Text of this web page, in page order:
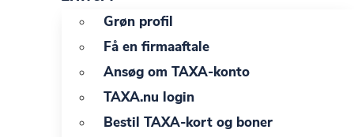
Grøn profil
Få en firmaaftale
Ansøg om TAXA-konto
TAXA.nu login
Bestil TAXA-kort og boner